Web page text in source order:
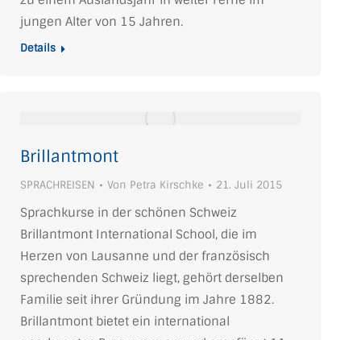
jungen Alter von 15 Jahren.
Details
Brillantmont
SPRACHREISEN Von Petra Kirschke 21. Juli 2015
Sprachkurse in der schönen Schweiz
Brillantmont International School, die im
Herzen von Lausanne und der französisch
sprechenden Schweiz liegt, gehört derselben
Familie seit ihrer Gründung im Jahre 1882.
Brillantmont bietet ein international